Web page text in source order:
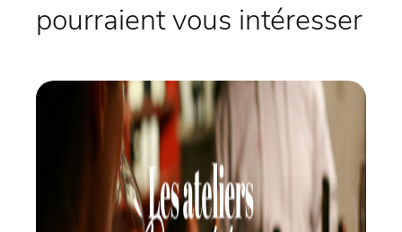
pourraient vous intéresser